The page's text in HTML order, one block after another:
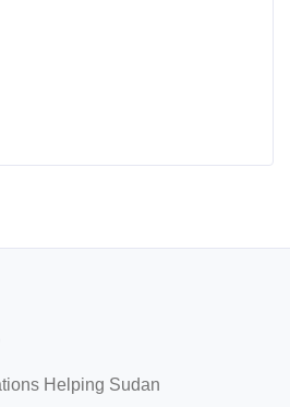
Helping Sudan